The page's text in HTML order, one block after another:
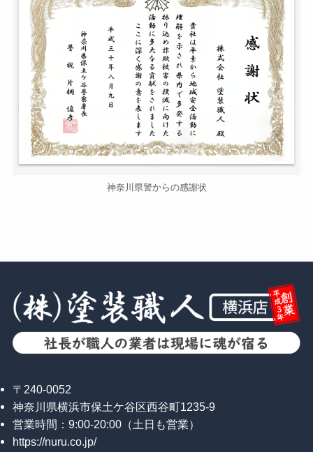
神奈川県警からの感謝状
〒240-0052
神奈川県横浜市保土ケ谷区西谷町1235-9
営業時間：9:00-20:00（土日も営業）
https://nuru.co.jp/